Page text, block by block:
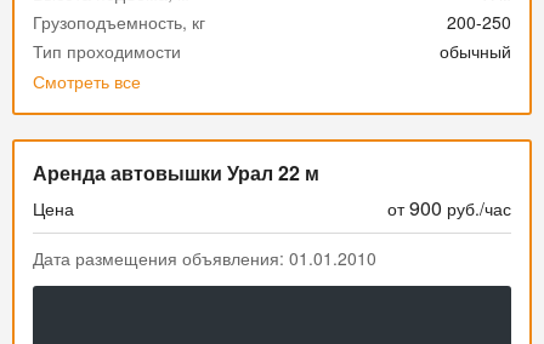
Грузоподъемность, кг
200-250
Тип проходимости
обычный
Смотреть все
Аренда автовышки Урал 22 м
Цена от900 руб./час
Дата размещения объявления: 01.01.2010